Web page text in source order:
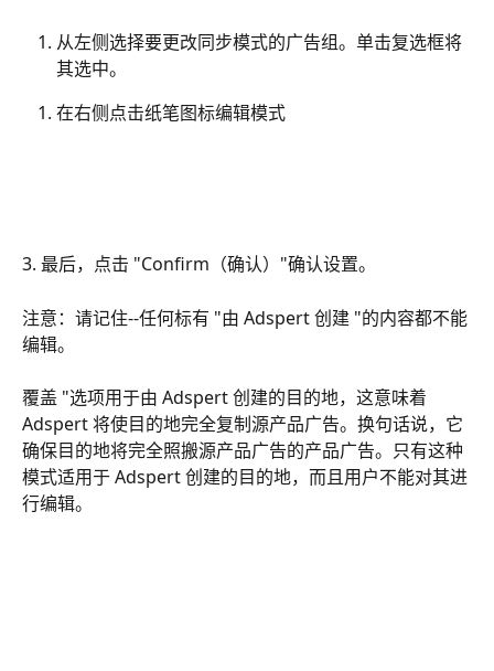
从左侧选择要更改同步模式的广告组。单击复选框将
其选中。
在右侧点击纸笔图标编辑模式
3. 最后，点击 "Confirm（确认）"确认设置。
注意：请记住--任何标有 "由 Adspert 创建 "的内容都不能
编辑。
覆盖 "选项用于由 Adspert 创建的目的地，这意味着
Adspert 将使目的地完全复制源产品广告。换句话说，它
确保目的地将完全照搬源产品广告的产品广告。只有这种
模式适用于 Adspert 创建的目的地，而且用户不能对其进
行编辑。